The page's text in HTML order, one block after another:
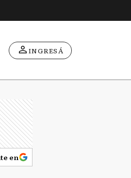
INGRESÁ
en